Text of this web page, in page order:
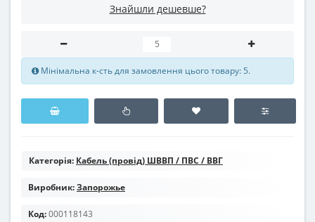
Знайшли дешевше?
Мінімальна к-сть для замовлення цього товару: 5.
Категорія: Кабель (провід) ШВВП / ПВС / ВВГ
Виробник:Запорожье
Код:000118143